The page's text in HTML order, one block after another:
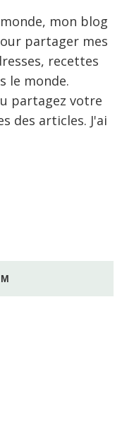
mon blog
partager mes
recettes
le monde.
partagez votre
des articles. J'ai